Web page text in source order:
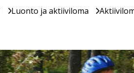
Luonto ja aktiiviloma